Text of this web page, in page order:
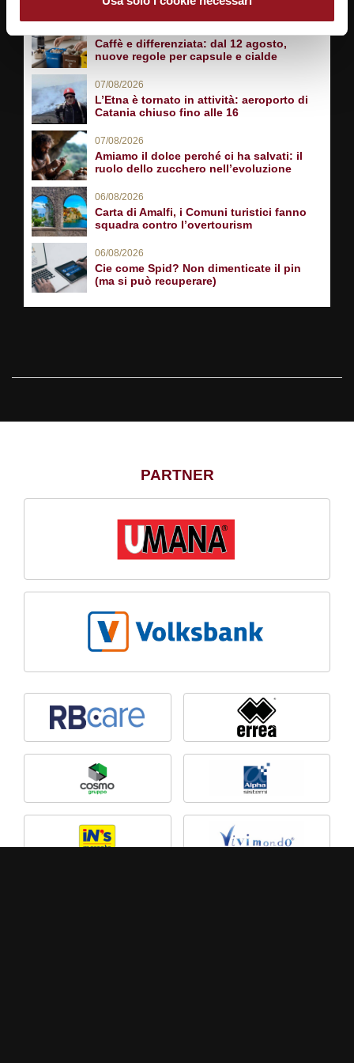
Caffè e differenziata: dal 12 agosto,
nuove regole per capsule e cialde
07/08/2026
L’Etna è tornato in attività: aeroporto di
Catania chiuso fino alle 16
07/08/2026
Amiamo il dolce perché ci ha salvati: il
ruolo dello zucchero nell’evoluzione
06/08/2026
Carta di Amalfi, i Comuni turistici fanno
squadra contro l’overtourism
06/08/2026
Cie come Spid? Non dimenticate il pin
(ma si può recuperare)
PARTNER